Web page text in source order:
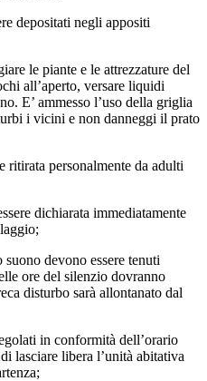
depositati negli appositi
le piante e le attrezzature del
all’aperto, versare liquidi
E’ ammesso l’uso della griglia
i vicini e non danneggi il prato
ritirata personalmente da adulti
dichiarata immediatamente
devono essere tenuti
ore del silenzio dovranno
disturbo sarà allontanato dal
in conformità dell’orario
lasciare libera l’unità abitativa